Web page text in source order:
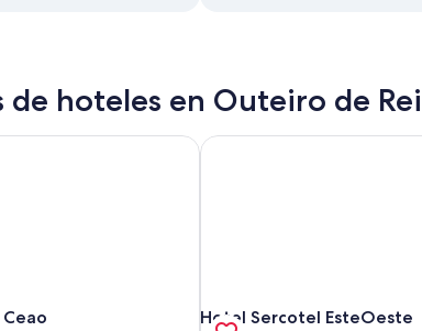
de hoteles en Outeiro de Rei
Hotel Sercotel EsteOeste
Hotel Sercotel EsteOeste
Hotel Sercotel EsteOeste